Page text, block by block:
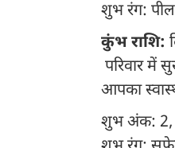
शुभ रंग:
कुंभ राशि:
परिवार में
आपका
शुभ अंक: 2,